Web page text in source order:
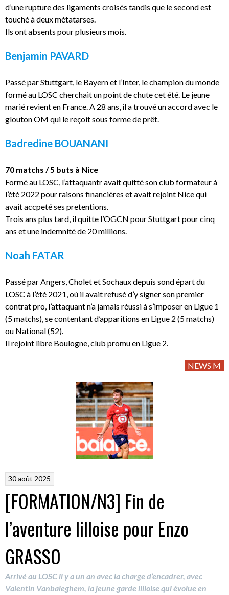
d’une rupture des ligaments croisés tandis que le second est
touché à deux métatarses.
Ils ont absents pour plusieurs mois.
Benjamin PAVARD
Passé par Stuttgart, le Bayern et l’Inter, le champion du monde
formé au LOSC cherchait un point de chute cet été. Le jeune
marié revient en France. A 28 ans, il a trouvé un accord avec le
glouton OM qui le reçoit sous forme de prêt.
Badredine BOUANANI
70 matchs / 5 buts à Nice
Formé au LOSC, l’attaquantr avait quitté son club formateur à
l’été 2022 pour raisons financières et avait rejoint Nice qui
avait accpeté ses pretentions.
Trois ans plus tard, il quitte l’OGCN pour Stuttgart pour cinq
ans et une indemnité de 20 millions.
Noah FATAR
Passé par Angers, Cholet et Sochaux depuis sond épart du
LOSC à l’été 2021, où il avait refusé d’y signer son premier
contrat pro, l’attaquant n’a jamais réussi à s’imposer en Ligue 1
(5 matchs), se contentant d’apparitions en Ligue 2 (5 matchs)
ou National (52).
Il rejoint libre Boulogne, club promu en Ligue 2.
NEWS M
30 août 2025
[FORMATION/N3] Fin de
l’aventure lilloise pour Enzo
GRASSO
Arrivé au LOSC il y a un an avec la charge d’encadrer, avec
Valentin Vanbaleghem, la jeune garde lilloise qui évolue en